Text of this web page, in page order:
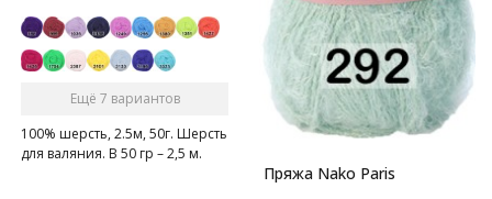
Ещё 7 вариантов
100% шерсть, 2.5м, 50г. Шерсть
для валяния. В 50 гр – 2,5 м.
Пряжа Nako Paris